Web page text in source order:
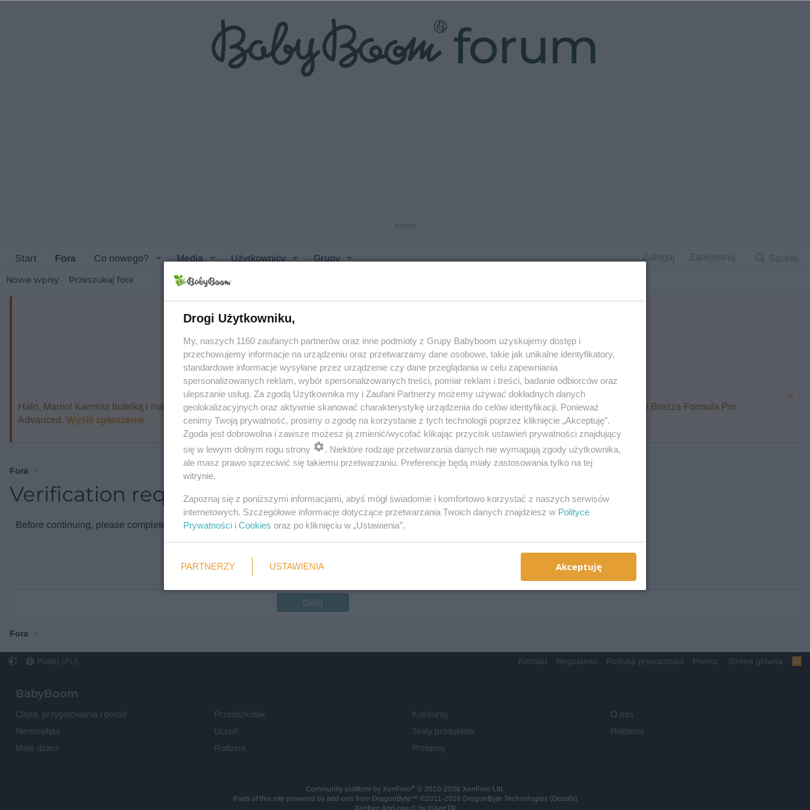
forum
Start Fora Co nowego? Media Użytkownicy Grupy Zaloguj Zarejestruj Szukaj
Nowe wpisy Przeszukaj fora
Halo, Mamo! Karmisz butelką i marzysz o ekspresie, który przygotuje mleko w kilka sekund? Opowiedz historię nocnego karmienia i zawalcz o Baby Brezza Formula Pro
Advanced. Wyślij zgłoszenie
reklama
Fora
Verification required
Before continuing, please complete the verification check.
Weryfikacja
Wymagane
Dalej
Fora
Polski (PL) Kontakt Regulamin Polityka prywatności Pomoc Strona główna
R
BabyBoom
Ciąża, przygotowania i poród
Niemowlęta
Małe dzieci
Przedszkolak
Uczeń
Rodzina
Konkursy
Testy produktów
Przepisy
O nas
Reklama
Community platform by XenForo® © 2010-2026 XenForo Ltd.
Parts of this site powered by add-ons from DragonByte™ ©2011-2026 DragonByte Technologies(Details)
Xenforo Add-ons© by ©XenTR
Drogi Użytkowniku,
My, naszych 1160 zaufanych partnerów oraz inne podmioty z Grupy Babyboom uzyskujemy dostęp i
przechowujemy informacje na urządzeniu oraz przetwarzamy dane osobowe, takie jak unikalne identyfikatory,
standardowe informacje wysyłane przez urządzenie czy dane przeglądania w celu zapewniania
spersonalizowanych reklam, wybór spersonalizowanych treści, pomiar reklam i treści, badanie odbiorców oraz
ulepszanie usług. Za zgodą Użytkownika my i Zaufani Partnerzy możemy używać dokładnych danych
geolokalizacyjnych oraz aktywnie skanować charakterystykę urządzenia do celów identyfikacji. Ponieważ
cenimy Twoją prywatność, prosimy o zgodę na korzystanie z tych technologii poprzez kliknięcie „Akceptuję”.
Zgoda jest dobrowolna i zawsze możesz ją zmienić/wycofać klikając przycisk ustawień prywatności znajdujący
się w lewym dolnym rogu strony
. Niektóre rodzaje przetwarzania danych nie wymagają zgody użytkownika,
ale masz prawo sprzeciwić się takiemu przetwarzaniu. Preferencje będą miały zastosowania tylko na tej
witrynie.
Zapoznaj się z poniższymi informacjami, abyś mógł świadomie i komfortowo korzystać z naszych serwisów
internetowych. Szczegółowe informacje dotyczące przetwarzania Twoich danych znajdziesz w Polityce
Prywatności i Cookies oraz po kliknięciu w „Ustawienia”.
PARTNERZY USTAWIENIA Akceptuję